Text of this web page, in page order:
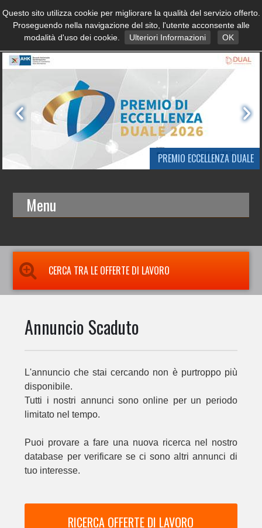
PREMIO ECCELLENZA DUALE
Menu
CERCA TRA LE OFFERTE DI LAVORO
Annuncio Scaduto
L'annuncio che stai cercando non è purtroppo più
disponibile.
Tutti i nostri annunci sono online per un periodo
limitato nel tempo.
Puoi provare a fare una nuova ricerca nel nostro
database per verificare se ci sono altri annunci di
tuo interesse.
RICERCA OFFERTE DI LAVORO
Questo sito utilizza cookie per migliorare la qualità del servizio offerto.
Proseguendo nella navigazione del sito, l'utente acconsente alle
modalità d'uso dei cookie.
Ulteriori Informazioni OK